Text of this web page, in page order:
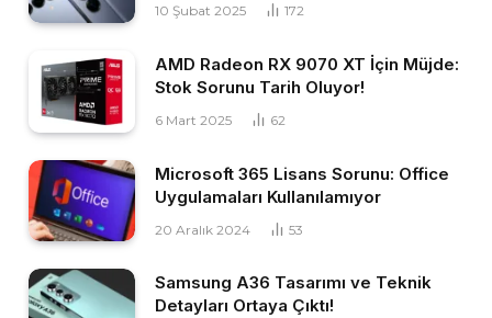
10 Şubat 2025 172
AMD Radeon RX 9070 XT İçin Müjde:
Stok Sorunu Tarih Oluyor!
6 Mart 2025 62
Microsoft 365 Lisans Sorunu: Office
Uygulamaları Kullanılamıyor
20 Aralık 2024 53
Samsung A36 Tasarımı ve Teknik
Detayları Ortaya Çıktı!